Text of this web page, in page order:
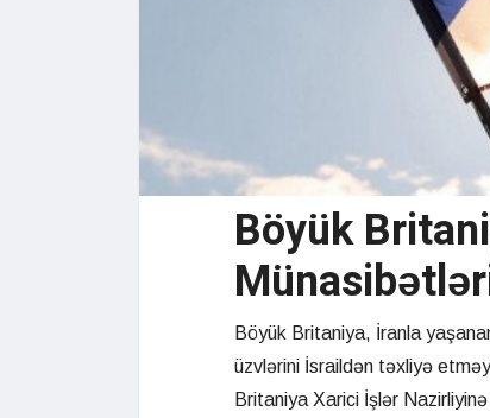
Böyük
Böyük Britaniya, İranla
üzvlərini İsraildən təxliyə
Britaniya Xarici İşlər